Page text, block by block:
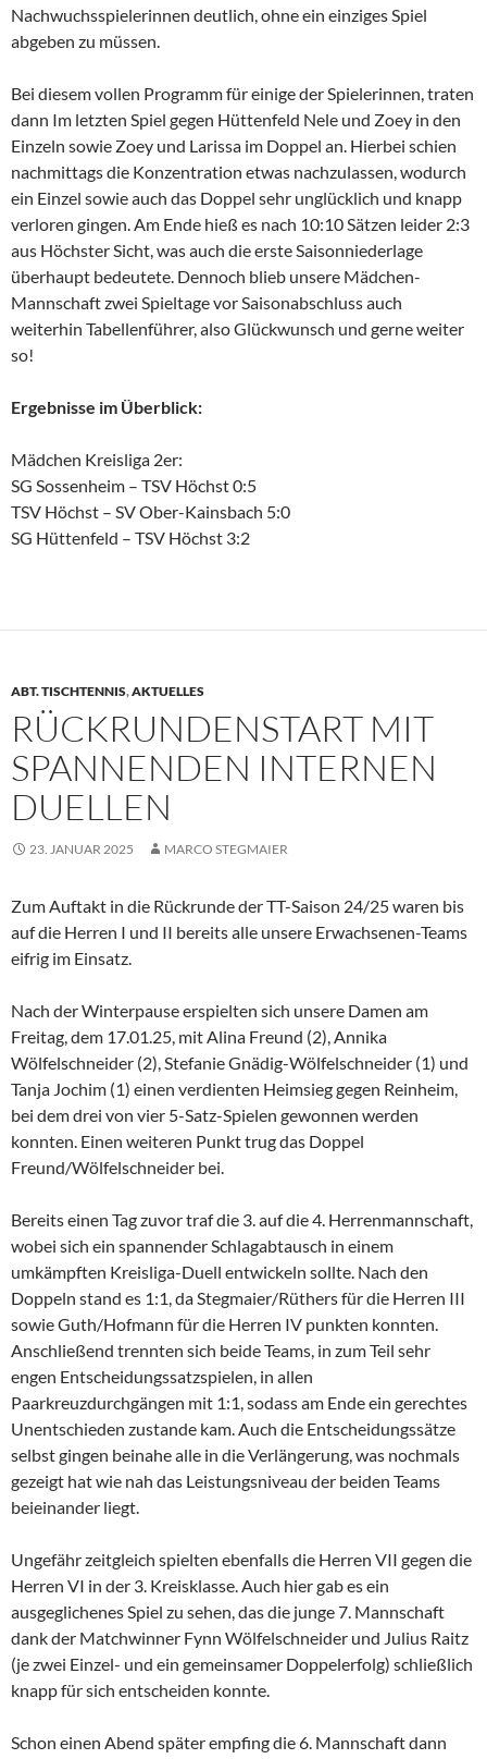
Nachwuchsspielerinnen deutlich, ohne ein einziges Spiel
abgeben zu müssen.
Bei diesem vollen Programm für einige der Spielerinnen, traten
dann Im letzten Spiel gegen Hüttenfeld Nele und Zoey in den
Einzeln sowie Zoey und Larissa im Doppel an. Hierbei schien
nachmittags die Konzentration etwas nachzulassen, wodurch
ein Einzel sowie auch das Doppel sehr unglücklich und knapp
verloren gingen. Am Ende hieß es nach 10:10 Sätzen leider 2:3
aus Höchster Sicht, was auch die erste Saisonniederlage
überhaupt bedeutete. Dennoch blieb unsere Mädchen-
Mannschaft zwei Spieltage vor Saisonabschluss auch
weiterhin Tabellenführer, also Glückwunsch und gerne weiter
so!
Ergebnisse im Überblick:
Mädchen Kreisliga 2er:
SG Sossenheim – TSV Höchst 0:5
TSV Höchst – SV Ober-Kainsbach 5:0
SG Hüttenfeld – TSV Höchst 3:2
ABT. TISCHTENNIS,AKTUELLES
RÜCKRUNDENSTART MIT
SPANNENDEN INTERNEN
DUELLEN
23. JANUAR 2025 MARCO STEGMAIER
Zum Auftakt in die Rückrunde der TT-Saison 24/25 waren bis
auf die Herren I und II bereits alle unsere Erwachsenen-Teams
eifrig im Einsatz.
Nach der Winterpause erspielten sich unsere Damen am
Freitag, dem 17.01.25, mit Alina Freund (2), Annika
Wölfelschneider (2), Stefanie Gnädig-Wölfelschneider (1) und
Tanja Jochim (1) einen verdienten Heimsieg gegen Reinheim,
bei dem drei von vier 5-Satz-Spielen gewonnen werden
konnten. Einen weiteren Punkt trug das Doppel
Freund/Wölfelschneider bei.
Bereits einen Tag zuvor traf die 3. auf die 4. Herrenmannschaft,
wobei sich ein spannender Schlagabtausch in einem
umkämpften Kreisliga-Duell entwickeln sollte. Nach den
Doppeln stand es 1:1, da Stegmaier/Rüthers für die Herren III
sowie Guth/Hofmann für die Herren IV punkten konnten.
Anschließend trennten sich beide Teams, in zum Teil sehr
engen Entscheidungssatzspielen, in allen
Paarkreuzdurchgängen mit 1:1, sodass am Ende ein gerechtes
Unentschieden zustande kam. Auch die Entscheidungssätze
selbst gingen beinahe alle in die Verlängerung, was nochmals
gezeigt hat wie nah das Leistungsniveau der beiden Teams
beieinander liegt.
Ungefähr zeitgleich spielten ebenfalls die Herren VII gegen die
Herren VI in der 3. Kreisklasse. Auch hier gab es ein
ausgeglichenes Spiel zu sehen, das die junge 7. Mannschaft
dank der Matchwinner Fynn Wölfelschneider und Julius Raitz
(je zwei Einzel- und ein gemeinsamer Doppelerfolg) schließlich
knapp für sich entscheiden konnte.
Schon einen Abend später empfing die 6. Mannschaft dann